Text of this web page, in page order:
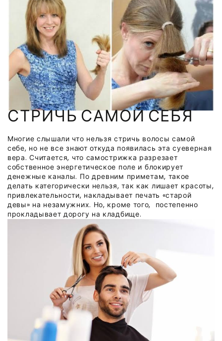
СТРИЧЬ САМОЙ СЕБЯ
Многие слышали что нельзя стричь волосы самой
себе, но не все знают откуда появилась эта суеверная
вера. Считается, что самострижка разрезает
собственное энергетическое поле и блокирует
денежные каналы. По древним приметам, такое
делать категорически нельзя, так как лишает красоты,
привлекательности, накладывает печать «старой
девы» на незамужних. Но, кроме того, постепенно
прокладывает дорогу на кладбище.